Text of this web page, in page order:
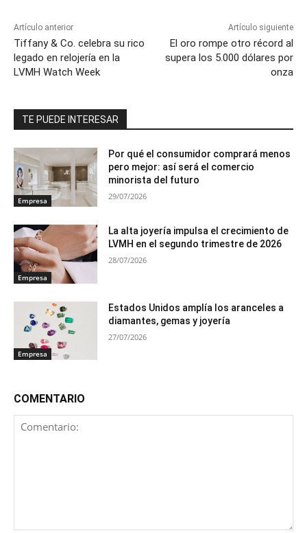
Artículo anterior
Tiffany & Co. celebra su rico
legado en relojería en la
LVMH Watch Week
Artículo siguiente
El oro rompe otro récord al
supera los 5.000 dólares por
onza
TE PUEDE INTERESAR
Empresa
Por qué el consumidor comprará menos
pero mejor: así será el comercio
minorista del futuro
29/07/2026
Empresa
La alta joyería impulsa el crecimiento de
LVMH en el segundo trimestre de 2026
28/07/2026
Empresa
Estados Unidos amplía los aranceles a
diamantes, gemas y joyería
27/07/2026
COMENTARIO